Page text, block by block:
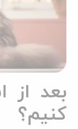
بعد از
کنیم؟